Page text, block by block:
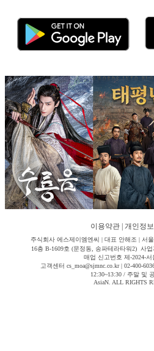
이용약관 개인정
주식회사 에스제이엠엔씨 | 대표 안해조 | 서
16층 B-1609호 (문정동, 송파테라타워2) 사
매업 신고번호 제-2024-서
고객센터 cs_moa@sjmnc.co.kr | 02-400-
12:30~13:30 / 주말 및
AsiaN. ALL RIGHTS